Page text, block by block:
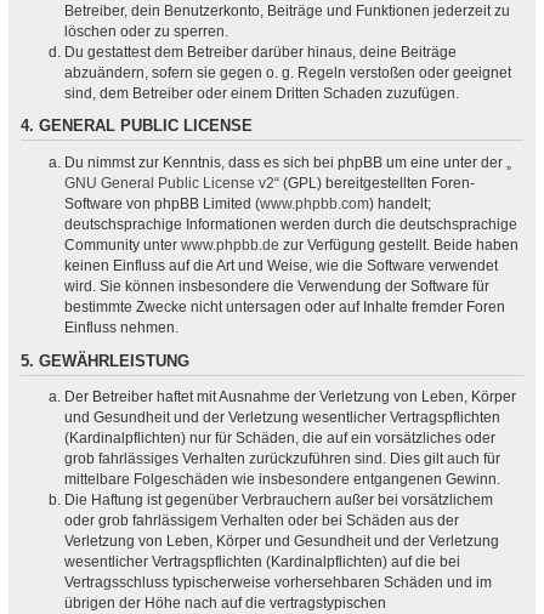
Betreiber, dein Benutzerkonto, Beiträge und Funktionen jederzeit zu
löschen oder zu sperren.
Du gestattest dem Betreiber darüber hinaus, deine Beiträge
abzuändern, sofern sie gegen o. g. Regeln verstoßen oder geeignet
sind, dem Betreiber oder einem Dritten Schaden zuzufügen.
4. GENERAL PUBLIC LICENSE
Du nimmst zur Kenntnis, dass es sich bei phpBB um eine unter der „
GNU General Public License v2“ (GPL) bereitgestellten Foren-
Software von phpBB Limited (www.phpbb.com) handelt;
deutschsprachige Informationen werden durch die deutschsprachige
Community unter www.phpbb.de zur Verfügung gestellt. Beide haben
keinen Einfluss auf die Art und Weise, wie die Software verwendet
wird. Sie können insbesondere die Verwendung der Software für
bestimmte Zwecke nicht untersagen oder auf Inhalte fremder Foren
Einfluss nehmen.
5. GEWÄHRLEISTUNG
Der Betreiber haftet mit Ausnahme der Verletzung von Leben, Körper
und Gesundheit und der Verletzung wesentlicher Vertragspflichten
(Kardinalpflichten) nur für Schäden, die auf ein vorsätzliches oder
grob fahrlässiges Verhalten zurückzuführen sind. Dies gilt auch für
mittelbare Folgeschäden wie insbesondere entgangenen Gewinn.
Die Haftung ist gegenüber Verbrauchern außer bei vorsätzlichem
oder grob fahrlässigem Verhalten oder bei Schäden aus der
Verletzung von Leben, Körper und Gesundheit und der Verletzung
wesentlicher Vertragspflichten (Kardinalpflichten) auf die bei
Vertragsschluss typischerweise vorhersehbaren Schäden und im
übrigen der Höhe nach auf die vertragstypischen